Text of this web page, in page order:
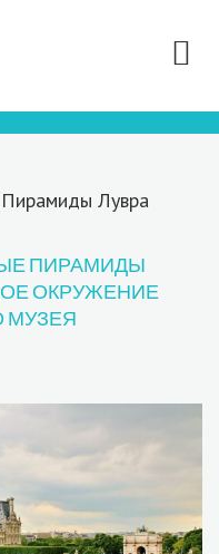
Пирамиды Лувра
ПИРАМИДЫ
ОКРУЖЕНИЕ
МУЗЕЯ